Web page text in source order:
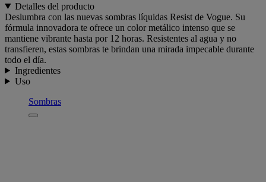
Detalles del producto
Deslumbra con las nuevas sombras líquidas Resist de Vogue. Su
fórmula innovadora te ofrece un color metálico intenso que se
mantiene vibrante hasta por 12 horas. Resistentes al agua y no
transfieren, estas sombras te brindan una mirada impecable durante
todo el día.
Ingredientes
Uso
Sombras